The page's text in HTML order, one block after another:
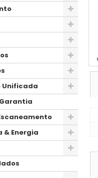
Unificada
Energia